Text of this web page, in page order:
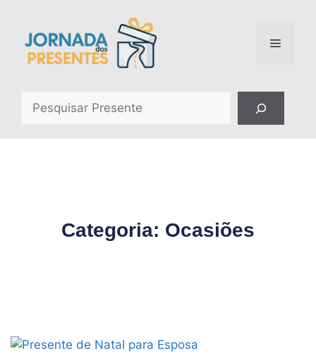
Categoria: Ocasiões